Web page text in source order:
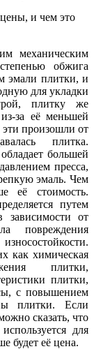
и чем это
механическим
обжига
эмали плитки, и
для укладки
плитку же
за её меньшей
произошли от
плитка.
большей
пресса,
эмаль. Чем
её стоимость.
путем
зависимости от
повреждения
как химическая
плитки,
плитки,
с повышением
плитки. Если
сказать, что
для
будет её цена.